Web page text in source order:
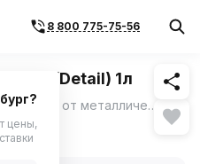
8 800 775-75-56Похожие
"Iron" (Detail) 1л
Очиститель кузова и колесных дисков от металлических вкраплений.
цены,